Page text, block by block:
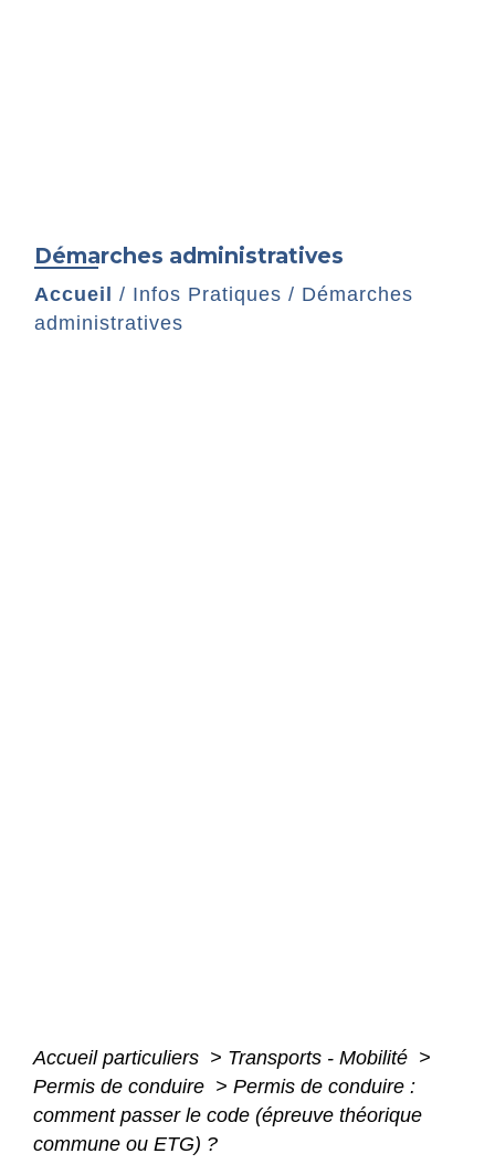
Démarches administratives
Accueil / Infos Pratiques / Démarches
administratives
Accueil particuliers > Transports - Mobilité >
Permis de conduire > Permis de conduire :
comment passer le code (épreuve théorique
commune ou ETG) ?